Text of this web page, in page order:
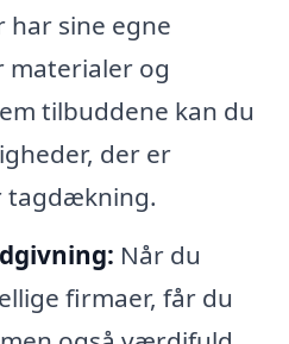
sine egne
og
tilbuddene kan du
der er
Når du
firmaer, får du